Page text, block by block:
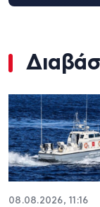
08.08.2026, 11:16